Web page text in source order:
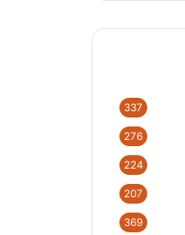
337
276
224
207
369